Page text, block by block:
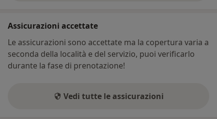
Assicurazioni accettate
Le assicurazioni sono accettate ma la copertura varia a
seconda della località e del servizio, puoi verificarlo
durante la fase di prenotazione!
Vedi tutte le assicurazioni